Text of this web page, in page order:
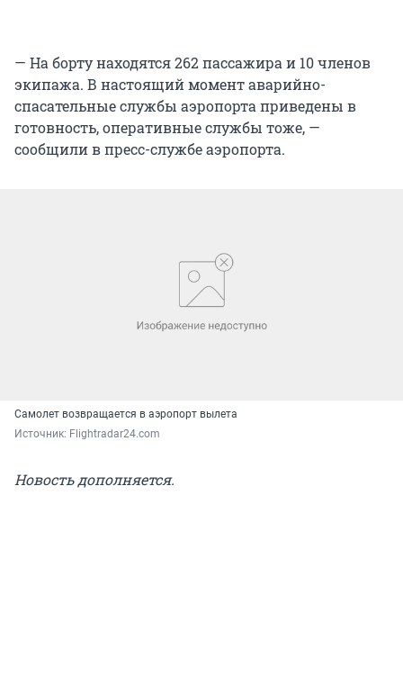
— На борту находятся 262 пассажира и 10 членов
экипажа. В настоящий момент аварийно-
спасательные службы аэропорта приведены в
готовность, оперативные службы тоже, —
сообщили в пресс-службе аэропорта.
Самолет возвращается в аэропорт вылета
Источник: Flightradar24.com
Новость дополняется.